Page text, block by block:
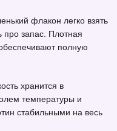
флакон легко взять
про запас. Плотная
полную
хранится в
температуры и
стабильными на весь